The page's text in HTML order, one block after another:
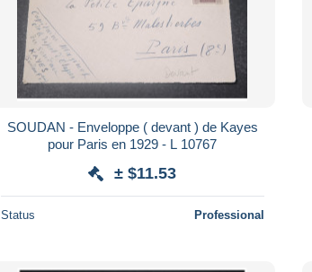
SOUDAN - Enveloppe ( devant ) de Kayes
pour Paris en 1929 - L 10767
± $11.53
Status Professional